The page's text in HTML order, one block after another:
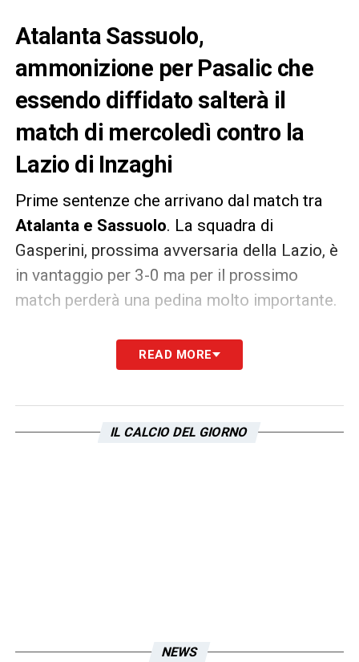
Atalanta Sassuolo,
ammonizione per Pasalic che
essendo diffidato salterà il
match di mercoledì contro la
Lazio di Inzaghi
Prime sentenze che arrivano dal match tra
Atalanta e Sassuolo. La squadra di
Gasperini, prossima avversaria della Lazio, è
in vantaggio per 3-0 ma per il prossimo
match perderà una pedina molto importante.
Pasalic, diffidato, è infatti stato ammonito
e salterà la gara di mercoledìcontro la
READ MORE
IL CALCIO DEL GIORNO
NEWS